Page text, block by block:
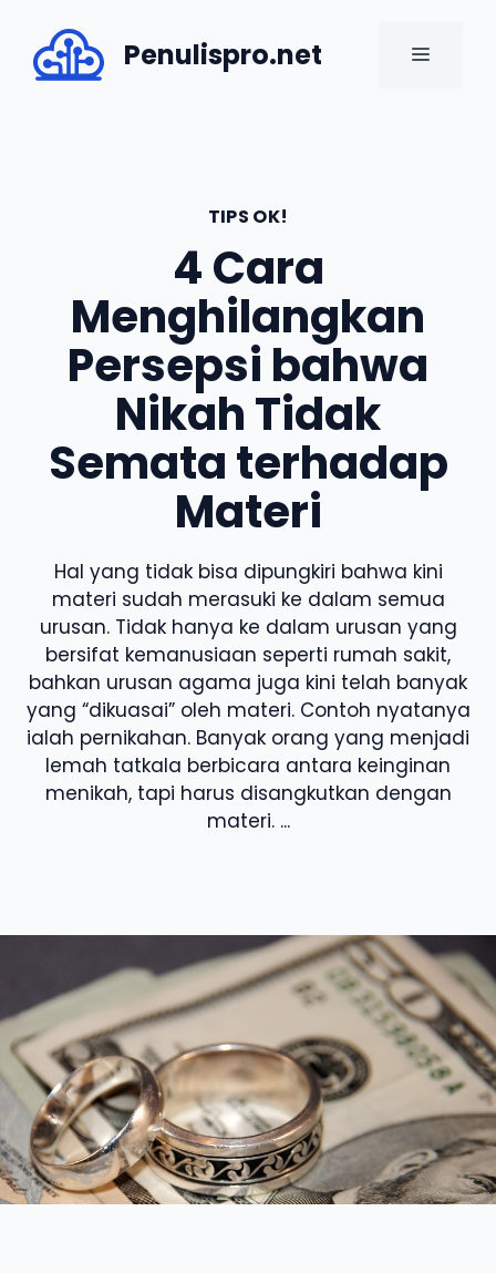
content
Penulispro.net MENU
TIPS OK!
4 Cara
Menghilangkan
Persepsi bahwa
Nikah Tidak
Semata terhadap
Materi
Hal yang tidak bisa dipungkiri bahwa kini
materi sudah merasuki ke dalam semua
urusan. Tidak hanya ke dalam urusan yang
bersifat kemanusiaan seperti rumah sakit,
bahkan urusan agama juga kini telah banyak
yang “dikuasai” oleh materi. Contoh nyatanya
ialah pernikahan. Banyak orang yang menjadi
lemah tatkala berbicara antara keinginan
menikah, tapi harus disangkutkan dengan
materi. ...